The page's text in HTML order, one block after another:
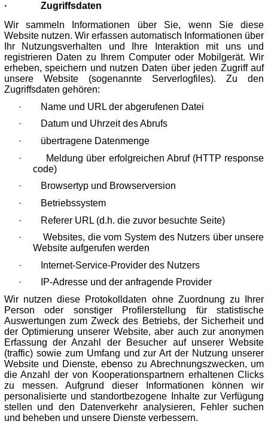
·
Zugriffsdaten
Wir sammeln Informationen über Sie, wenn Sie diese
Website nutzen. Wir erfassen automatisch Informationen über
Ihr Nutzungsverhalten und Ihre Interaktion mit uns und
registrieren Daten zu Ihrem Computer oder Mobilgerät. Wir
erheben, speichern und nutzen Daten über jeden Zugriff auf
unsere Website (sogenannte Serverlogfiles). Zu den
Zugriffsdaten gehören:
·
Name und URL der abgerufenen Datei
·
Datum und Uhrzeit des Abrufs
·
übertragene Datenmenge
·
Meldung über erfolgreichen Abruf (HTTP response
code)
·
Browsertyp und Browserversion
·
Betriebssystem
·
Referer URL (d.h. die zuvor besuchte Seite)
·
Websites, die vom System des Nutzers über unsere
Website aufgerufen werden
·
Internet-Service-Provider des Nutzers
·
IP-Adresse und der anfragende Provider
Wir nutzen diese Protokolldaten ohne Zuordnung zu Ihrer
Person oder sonstiger Profilerstellung für statistische
Auswertungen zum Zweck des Betriebs, der Sicherheit und
der Optimierung unserer Website, aber auch zur anonymen
Erfassung der Anzahl der Besucher auf unserer Website
(traffic) sowie zum Umfang und zur Art der Nutzung unserer
Website und Dienste, ebenso zu Abrechnungszwecken, um
die Anzahl der von Kooperationspartnern erhaltenen Clicks
zu messen. Aufgrund dieser Informationen können wir
personalisierte und standortbezogene Inhalte zur Verfügung
stellen und den Datenverkehr analysieren, Fehler suchen
und beheben und unsere Dienste verbessern.